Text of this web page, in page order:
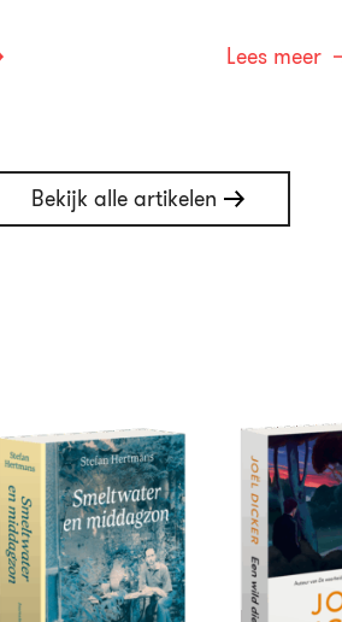
Lees meer
Bekijk alle artikelen